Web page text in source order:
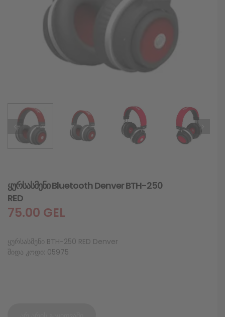
ყურსასმენი Bluetooth Denver BTH-250
RED
75.00 GEL
ყურსასმენი BTH-250 RED Denver
შიდა კოდი: 05975